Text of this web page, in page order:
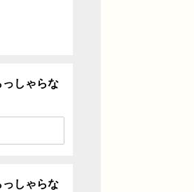
しゃらな
しゃらな